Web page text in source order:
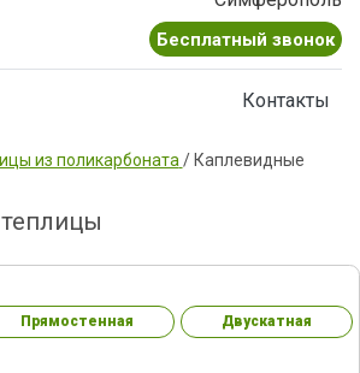
Бесплатный звонок
Контакты
из поликарбоната / Каплевидные
Прямостенная Двускатная